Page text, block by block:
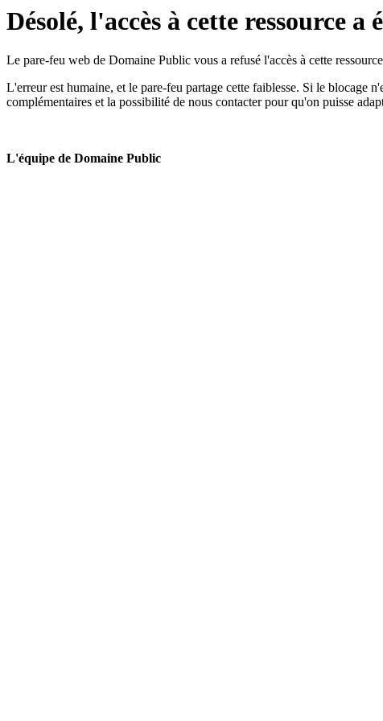
Désolé, l'accès à cette ressource a
Le pare-feu web de Domaine Public vous a refusé l'accès à cette
L'erreur est humaine, et le pare-feu partage cette faiblesse. Si le blocage
complémentaires et la possibilité de nous contacter pour qu'on puisse
L'équipe de Domaine Public